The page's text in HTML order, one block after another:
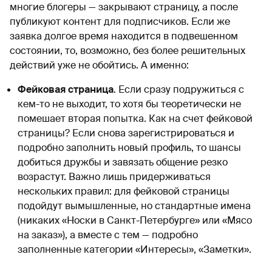
многие блогеры — закрывают страницу, а после
публикуют контент для подписчиков. Если же
заявка долгое время находится в подвешенном
состоянии, то, возможно, без более решительных
действий уже не обойтись. А именно:
Фейковая страница. Если сразу подружиться с
кем-то не выходит, то хотя бы теоретически не
помешает вторая попытка. Как на счет фейковой
страницы? Если снова зарегистрироваться и
подробно заполнить новый профиль, то шансы
добиться дружбы и завязать общение резко
возрастут. Важно лишь придерживаться
нескольких правил: для фейковой страницы
подойдут вымышленные, но стандартные имена
(никаких «Носки в Санкт-Петербурге» или «Мясо
на заказ»), а вместе с тем — подробно
заполненные категории «Интересы», «Заметки».